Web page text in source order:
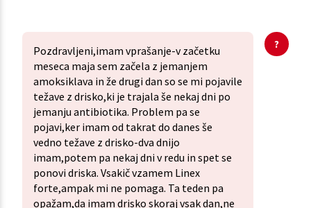
Pozdravljeni,imam vprašanje-v začetku
meseca maja sem začela z jemanjem
amoksiklava in že drugi dan so se mi pojavile
težave z drisko,ki je trajala še nekaj dni po
jemanju antibiotika. Problem pa se
pojavi,ker imam od takrat do danes še
vedno težave z drisko-dva dnijo
imam,potem pa nekaj dni v redu in spet se
ponovi driska. Vsakič vzamem Linex
forte,ampak mi ne pomaga. Ta teden pa
opažam,da imam drisko skoraj vsak dan,ne